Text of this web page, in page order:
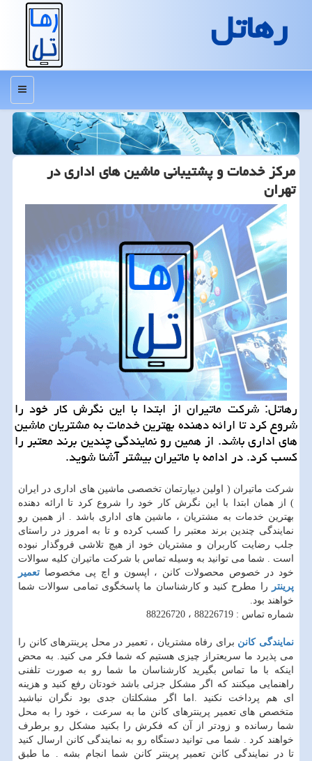
رهاتل
منو
مركز خدمات و پشتیبانی ماشین های اداری در
تهران
رهاتل: شركت ماتیران از ابتدا با این نگرش كار خود را
شروع كرد تا ارائه دهنده بهترین خدمات به مشتریان ماشین
های اداری باشد. از همین رو نمایندگی چندین برند معتبر را
كسب كرد. در ادامه با ماتیران بیشتر آشنا شوید.
شرکت ماتیران ( اولین دیپارتمان تخصصی ماشین های اداری در ایران
) از همان ابتدا با این نگرش کار خود را شروع کرد تا ارائه دهنده
بهترین خدمات به مشتریان ، ماشین های اداری باشد . از همین رو
نمایندگی چندین برند معتبر را کسب کرده و تا به امروز در راستای
جلب رضایت کاربران و مشتریان خود از هیچ تلاشی فروگذار نبوده
است . شما می توانید به وسیله تماس با شرکت ماتیران کلیه سوالات
خود در خصوص محصولات کانن ، اپسون و اچ پی مخصوصا تعمیر
پرینتر
را مطرح کنید و کارشناسان ما پاسخگوی تمامی سوالات شما
خواهند بود.
شماره تماس : 88226719 ، 88226720
نمایندگی کانن برای رفاه مشتریان ، تعمیر در محل پرینترهای کانن را
می پذیرد ما سریعتراز چیزی هستیم که شما فکر می کنید. به محض
اینکه با ما تماس بگیرید کارشناسان ما شما رو به صورت تلفنی
راهنمایی میکنند که اگر مشکل جزئی باشد خودتان رفع کنید و هزینه
ای هم پرداخت نکنید .اما اگر مشکلتان جدی بود نگران نباشید
متخصص های تعمیر پرینترهای کانن ما به سرعت ، خود را به محل
شما رسانده و زودتر از آن که فکرش را بکنید مشکل رو برطرف
خواهند کرد . شما می توانید دستگاه رو به نمایندگی کانن ارسال کنید
تا در نمایندگی کانن تعمیر پرینتر کانن شما انجام بشه . ما طبق